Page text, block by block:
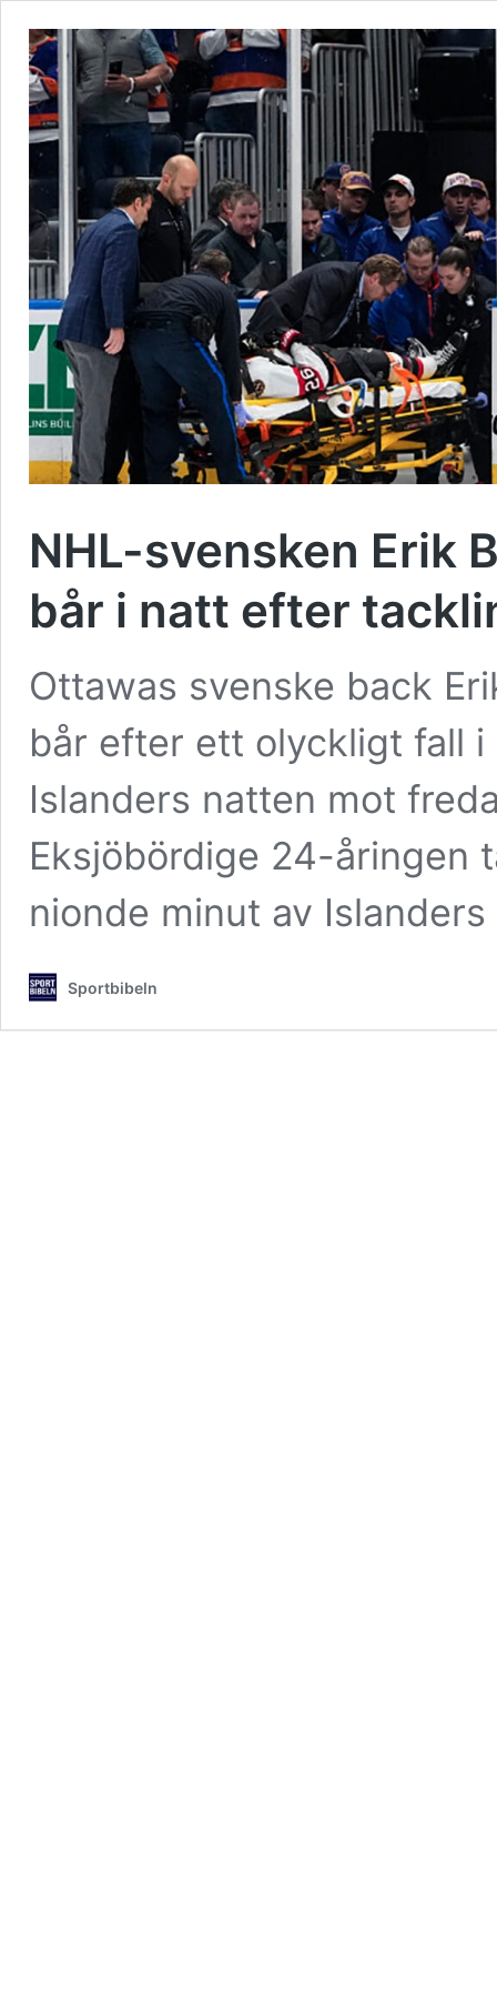
NHL-svensken Erik
bår i natt efter
Ottawas svenske back
bår efter ett olyckligt fall
Islanders natten mot
Eksjöbördige 24-åringen
nionde minut av
Sportbibeln